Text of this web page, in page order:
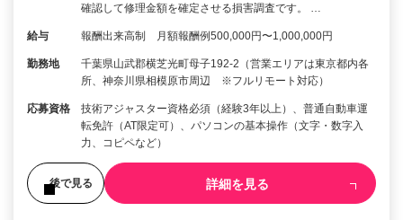
確認して修理金額を確定させる損害調査です。 …
給与 報酬出来高制 月額報酬例500,000円〜1,000,000円
勤務地
千葉県山武郡横芝光町母子192-2（営業エリアは東京都内各
所、神奈川県相模原市周辺 ※フルリモート対応）
応募資格
技術アジャスター資格必須（経験3年以上）、普通自動車運
転免許（AT限定可）、パソコンの基本操作（文字・数字入
力、コピペなど）
後で見る 詳細を見る